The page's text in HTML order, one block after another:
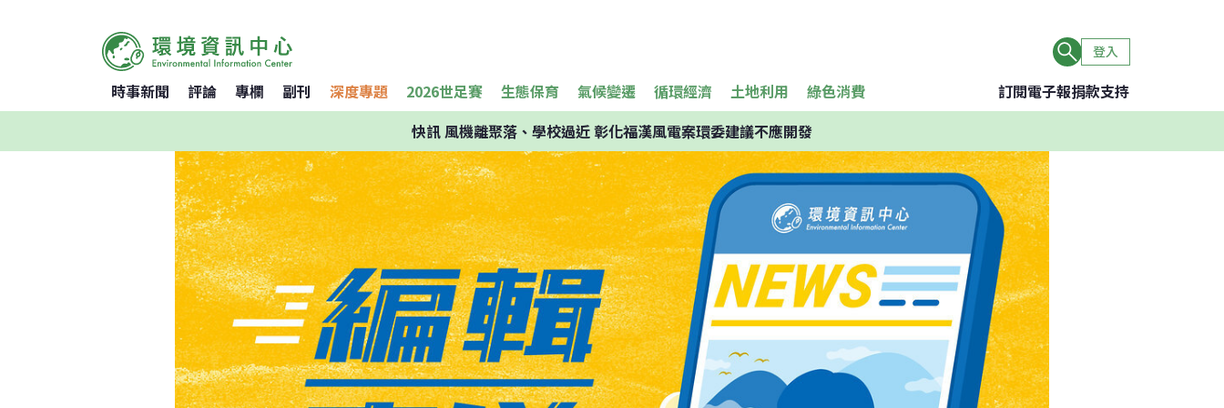
登入
時事新聞 評論 專欄 副刊 深度專題 2026世足賽 生態保育 氣候變遷 循環經濟 土地利用 綠色消費 訂閱電子報捐款支持
快訊風機離聚落、學校過近 彰化福漢風電案環委建議不應開發